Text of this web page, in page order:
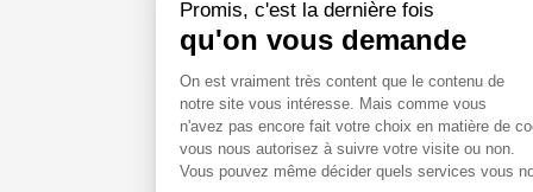
à votre métier
Quand vous étiez
enfant, aviez-vous
déjà l’intention de
travailler dans ce